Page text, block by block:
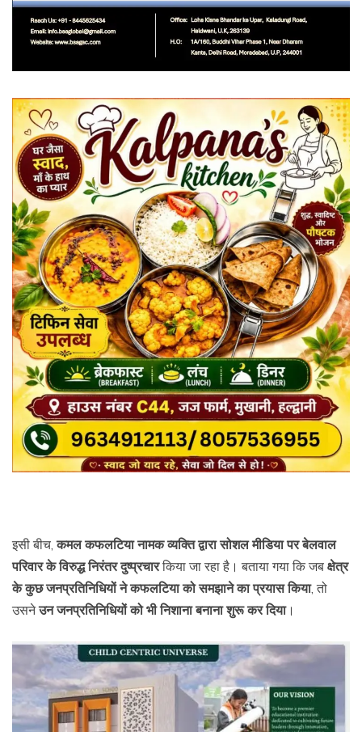
इसी बीच,कमल कफलटिया नामक व्यक्ति द्वारा सोशल मीडिया पर बेलवाल
परिवार के विरुद्ध निरंतर दुष्प्रचारकिया जा रहा है। बताया गया कि जब क्षेत्र
के कुछ जनप्रतिनिधियों ने कफलटिया को समझाने का प्रयास किया, तो
उसनेउन जनप्रतिनिधियों को भी निशाना बनाना शुरू कर दिया।